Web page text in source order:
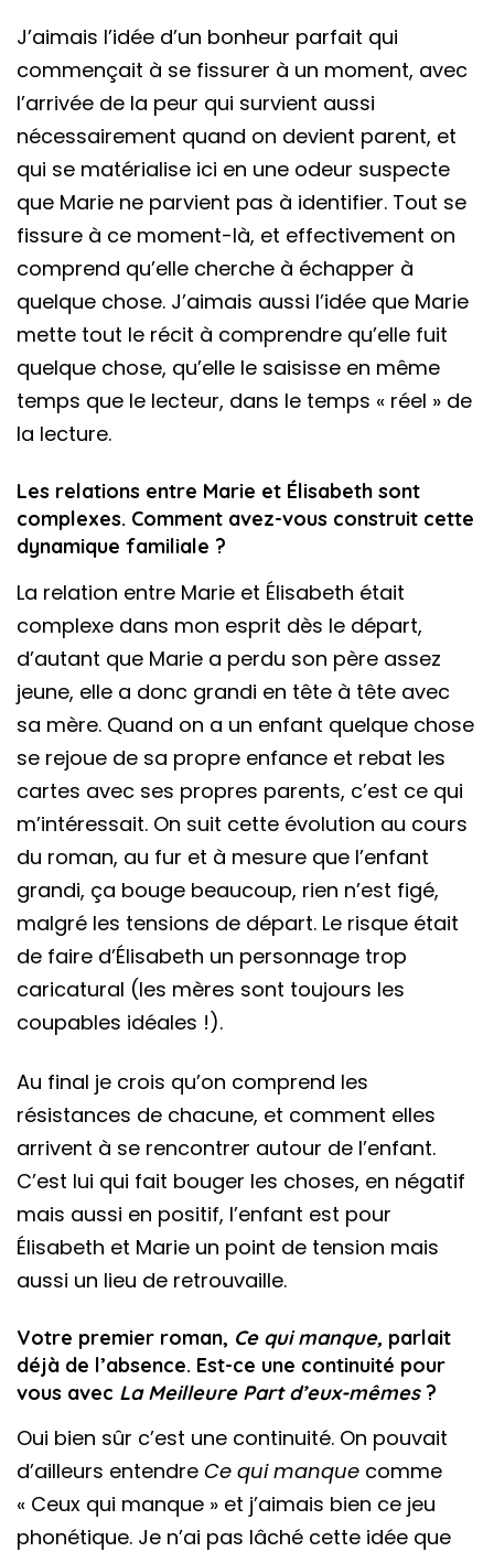
J’aimais l’idée d’un bonheur parfait qui
commençait à se fissurer à un moment, avec
l’arrivée de la peur qui survient aussi
nécessairement quand on devient parent, et
qui se matérialise ici en une odeur suspecte
que Marie ne parvient pas à identifier. Tout se
fissure à ce moment-là, et effectivement on
comprend qu’elle cherche à échapper à
quelque chose. J’aimais aussi l’idée que Marie
mette tout le récit à comprendre qu’elle fuit
quelque chose, qu’elle le saisisse en même
temps que le lecteur, dans le temps « réel » de
la lecture.
Les relations entre Marie et Élisabeth sont
complexes. Comment avez-vous construit cette
dynamique familiale ?
La relation entre Marie et Élisabeth était
complexe dans mon esprit dès le départ,
d’autant que Marie a perdu son père assez
jeune, elle a donc grandi en tête à tête avec
sa mère. Quand on a un enfant quelque chose
se rejoue de sa propre enfance et rebat les
cartes avec ses propres parents, c’est ce qui
m’intéressait. On suit cette évolution au cours
du roman, au fur et à mesure que l’enfant
grandi, ça bouge beaucoup, rien n’est figé,
malgré les tensions de départ. Le risque était
de faire d’Élisabeth un personnage trop
caricatural (les mères sont toujours les
coupables idéales !).
Au final je crois qu’on comprend les
résistances de chacune, et comment elles
arrivent à se rencontrer autour de l’enfant.
C’est lui qui fait bouger les choses, en négatif
mais aussi en positif, l’enfant est pour
Élisabeth et Marie un point de tension mais
aussi un lieu de retrouvaille.
Votre premier roman, Ce qui manque, parlait
déjà de l’absence. Est-ce une continuité pour
vous avec La Meilleure Part d’eux-mêmes ?
Oui bien sûr c’est une continuité. On pouvait
d’ailleurs entendre Ce qui manque comme
« Ceux qui manque » et j’aimais bien ce jeu
phonétique. Je n’ai pas lâché cette idée que